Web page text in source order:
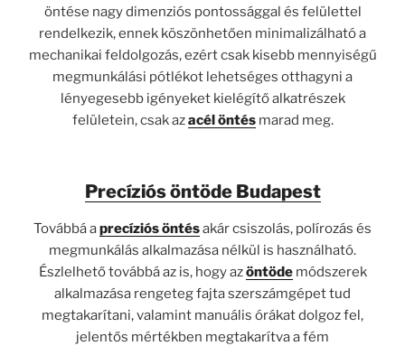
öntése nagy dimenziós pontossággal és felülettel
rendelkezik, ennek köszönhetően minimalizálható a
mechanikai feldolgozás, ezért csak kisebb mennyiségű
megmunkálási pótlékot lehetséges otthagyni a
lényegesebb igényeket kielégítő alkatrészek
felületein, csak azacél öntésmarad meg.
Precíziós öntöde Budapest
Továbbá aprecíziós öntésakár csiszolás, polírozás és
megmunkálás alkalmazása nélkül is használható.
Észlelhető továbbá az is, hogy azöntödemódszerek
alkalmazása rengeteg fajta szerszámgépet tud
megtakarítani, valamint manuális órákat dolgoz fel,
jelentős mértékben megtakarítva a fém